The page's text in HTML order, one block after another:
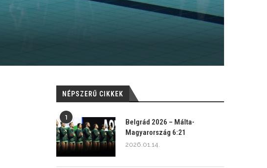
NÉPSZERŰ CIKKEK
1
Belgrád 2026 – Málta-
Magyarország 6:21
2026.01.14.